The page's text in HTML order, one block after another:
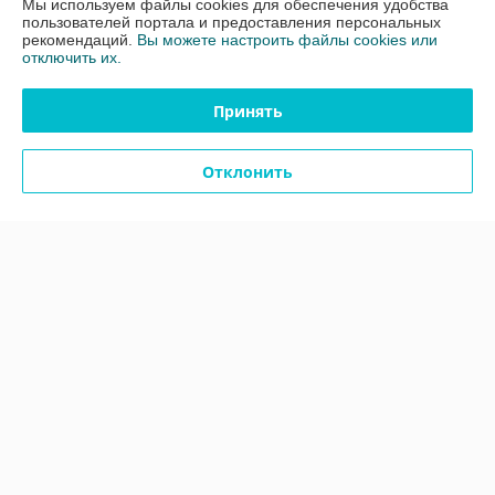
График работы
Полная версия сайта
Политика обработки cookies
Сайт создан на платформе Deal.by
Мы используем файлы cookies для обеспечения удобства
пользователей портала и предоставления персональных
рекомендаций. Вы можете настроить файлы cookies или
отключить их.
Принять
Отклонить